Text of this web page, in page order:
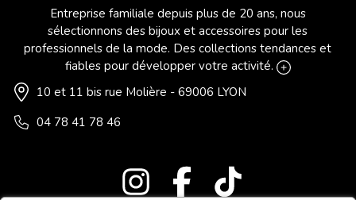
Entreprise familiale depuis plus de 20 ans, nous
sélectionnons des bijoux et accessoires pour les
professionnels de la mode. Des collections tendances et
fiables pour développer votre activité.
10 et 11 bis rue Molière - 69006 LYON
04 78 41 78 46